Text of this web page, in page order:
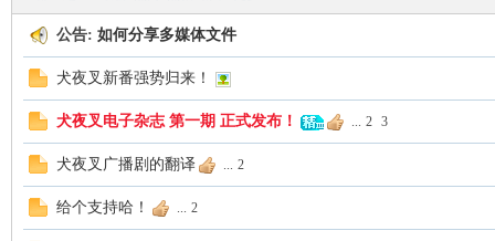
公告: 如何分享多媒体文件
犬夜叉新番强势归来！
犬夜叉电子杂志 第一期 正式发布！ ... 2 3
犬夜叉广播剧的翻译 ... 2
给个支持哈！ ... 2